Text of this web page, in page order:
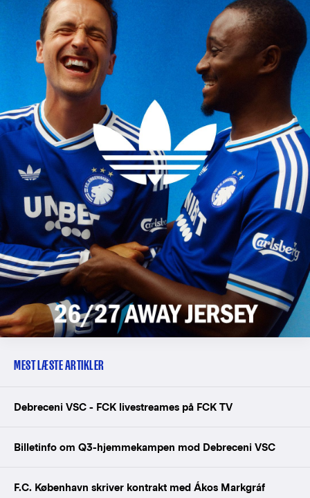
MEST LÆSTE ARTIKLER
Debreceni VSC - FCK livestreames på FCK TV
Billetinfo om Q3-hjemmekampen mod Debreceni VSC
F.C. København skriver kontrakt med Ákos Markgráf